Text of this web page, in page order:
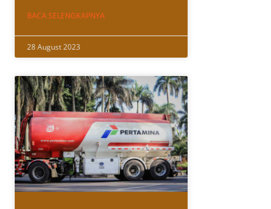
BACA SELENGKAPNYA
28 August 2023